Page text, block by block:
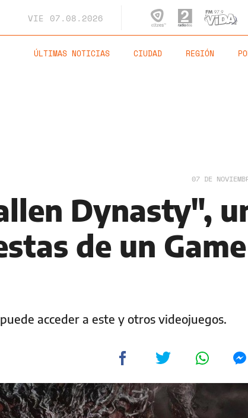
VIE 07.08.2026
ÚLTIMAS NOTICIAS CIUDAD REGIÓN
07 DE
Dynasty",
de un Game
acceder a este y otros videojuegos.